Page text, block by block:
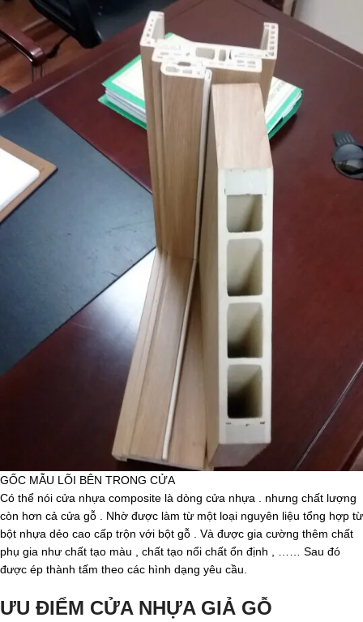
GỐC MẪU LÕI BÊN TRONG CỬA
Có thể nói cửa nhựa composite là dòng cửa nhựa . nhưng chất lượng
còn hơn cả cửa gỗ . Nhờ được làm từ một loại nguyên liệu tổng hợp từ
bột nhựa dẻo cao cấp trộn với bột gỗ . Và được gia cường thêm chất
phụ gia như chất tạo màu , chất tạo nổi chất ổn định , …… Sau đó
được ép thành tấm theo các hình dạng yêu cầu.
ƯU ĐIỂM CỬA NHỰA GIẢ GỖ